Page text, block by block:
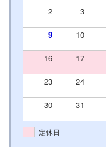
2 3
9 10
16 17
23 24
30 31
定休日